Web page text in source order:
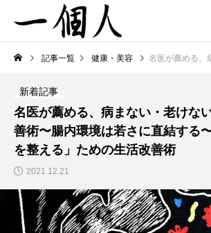
記事一覧 健康・美容 名医が薦める、病まない・老けない「新」生活改善術〜
新着記事
名医が薦める、病まない・老けな
善術〜腸内環境は若さに直結する
を整える」ための生活改善術
2021.12.21